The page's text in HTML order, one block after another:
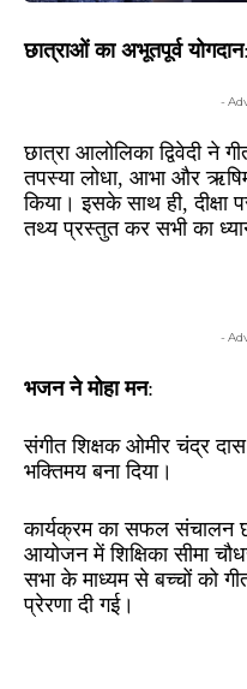
छात्राओं का अभूतपूर्व योगदान:
-
छात्रा आलोलिका द्विवेदी ने
तपस्या लोधा, आभा और
किया। इसके साथ ही, दीक्षा
तथ्य प्रस्तुत कर सभी का
-
भजन ने मोहा मन:
संगीत शिक्षक ओमीर चंद्र
भक्तिमय बना दिया।
कार्यक्रम का सफल संचालन
आयोजन में शिक्षिका सीमा
सभा के माध्यम से बच्चों को
प्रेरणा दी गई।